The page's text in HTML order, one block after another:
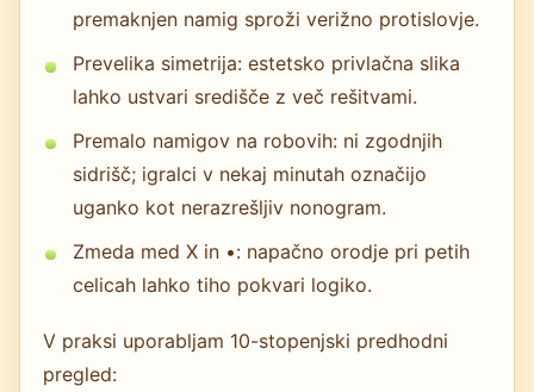
premaknjen namig sproži verižno protislovje.
Prevelika simetrija: estetsko privlačna slika
lahko ustvari središče z več rešitvami.
Premalo namigov na robovih: ni zgodnjih
sidrišč; igralci v nekaj minutah označijo
uganko kot nerazrešljiv nonogram.
Zmeda med X in •: napačno orodje pri petih
celicah lahko tiho pokvari logiko.
V praksi uporabljam 10-stopenjski predhodni
pregled: